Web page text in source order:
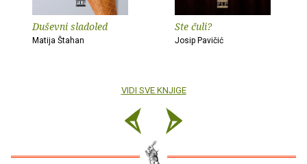
Duševni sladoled
Matija Štahan
Ste čuli?
Josip Pavičić
VIDI SVE KNJIGE